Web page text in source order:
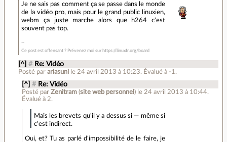
Je ne sais pas comment ça se passe dans le monde
de la vidéo pro, mais pour le grand public linuxien,
webm ça juste marche alors que h264 c'est
souvent pas top.
Ce post est offensant ? Prévenez moi sur https://linuxfr.org/board
[^] # Re: Vidéo
Posté parariasuni le 24 avril 2013 à 10:23. Évalué à -1 .
[^] # Re: Vidéo
Posté par Zenitram(site web personnel ) le 24 avril 2013 à 10:44.
Évalué à 2.
Mais les brevets qu'il y a dessus si — même si
c'est indirect.
Oui, et? Tu as parlé d'impossibilité de le faire, je